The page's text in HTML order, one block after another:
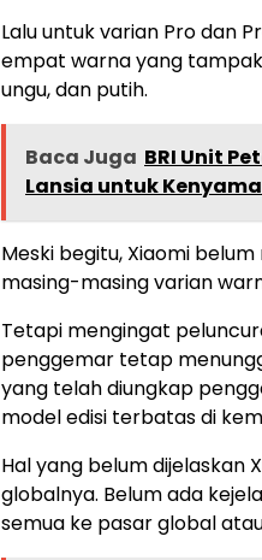
Lalu untuk varian Pro dan
empat warna yang
ungu, dan putih.
Baca Juga BRI Unit
Lansia untuk
Meski begitu, Xiaomi
masing-masing varian
Tetapi mengingat
penggemar tetap
yang telah diungkap
model edisi terbatas di
Hal yang belum dijelaskan
globalnya. Belum ada
semua ke pasar global